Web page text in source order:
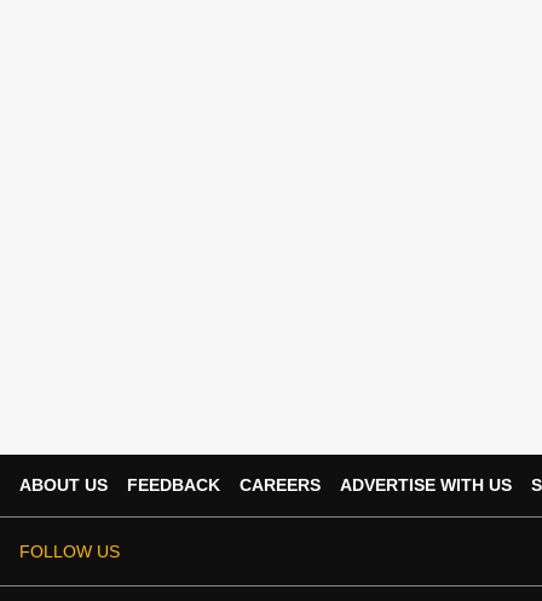
ABOUT US FEEDBACK CAREERS ADVERTISE WITH US
FOLLOW US